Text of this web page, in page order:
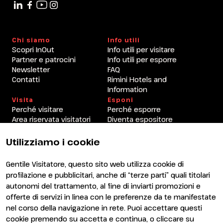
Beach Arena
Utilizziamo i cookie
Gentile Visitatore, questo sito web utilizza cookie di
profilazione e pubblicitari, anche di “terze parti” quali titolari
autonomi del trattamento, al fine di inviarti promozioni e
offerte di servizi in linea con le preferenze da te manifestate
nel corso della navigazione in rete. Puoi accettare questi
cookie premendo su accetta e continua, o cliccare su
Chi siamo
Scopri InOut
Partner e patrocini
Newsletter
Contatti
Info utili
Info utili per visitare
Info utili per esporre
FAQ
Rimini Hotels and
Information
Visita
Perché visitare
Area riservata visitatori
Esponi
Perché esporre
Diventa espositore
ENTI CERTIFICATORI